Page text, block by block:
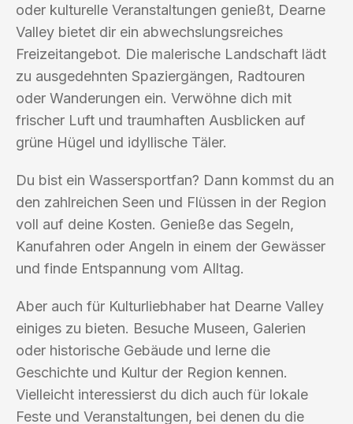
oder kulturelle Veranstaltungen genießt, Dearne
Valley bietet dir ein abwechslungsreiches
Freizeitangebot. Die malerische Landschaft lädt
zu ausgedehnten Spaziergängen, Radtouren
oder Wanderungen ein. Verwöhne dich mit
frischer Luft und traumhaften Ausblicken auf
grüne Hügel und idyllische Täler.
Du bist ein Wassersportfan? Dann kommst du an
den zahlreichen Seen und Flüssen in der Region
voll auf deine Kosten. Genieße das Segeln,
Kanufahren oder Angeln in einem der Gewässer
und finde Entspannung vom Alltag.
Aber auch für Kulturliebhaber hat Dearne Valley
einiges zu bieten. Besuche Museen, Galerien
oder historische Gebäude und lerne die
Geschichte und Kultur der Region kennen.
Vielleicht interessierst du dich auch für lokale
Feste und Veranstaltungen, bei denen du die